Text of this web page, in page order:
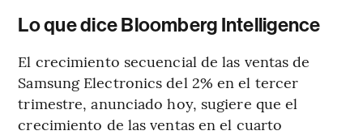
Lo que dice Bloomberg Intelligence
El crecimiento secuencial de las ventas de
Samsung Electronics del 2% en el tercer
trimestre, anunciado hoy, sugiere que el
crecimiento de las ventas en el cuarto